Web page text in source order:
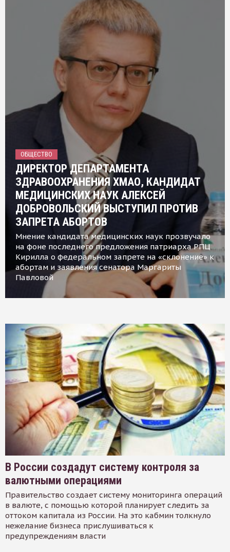
ОБЩЕСТВО
ДИРЕКТОР ДЕПАРТАМЕНТА
ЗДРАВООХРАНЕНИЯ ХМАО, КАНДИДАТ
МЕДИЦИНСКИХ НАУК АЛЕКСЕЙ
ДОБРОВОЛЬСКИЙ ВЫСТУПИЛ ПРОТИВ
ЗАПРЕТА АБОРТОВ
Мнение кандидата медицинских наук прозвучало
на фоне последнего предложения патриарха РПЦ
Кирилла о федеральном запрете на «склонение» к
абортам и заявления сенатора Маргариты
Павловой
В России создадут систему контроля за
валютными операциями
Правительство создает систему мониторинга операций
в валюте, с помощью которой планирует следить за
оттоком капитала из России. На это кабмин толкнуло
нежелание бизнеса прислушиваться к
предупреждениям власти